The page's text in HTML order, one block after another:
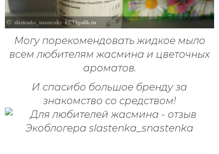
Могу порекомендовать жидкое мыло
всем любителям жасмина и цветочных
ароматов.
И спасибо большое бренду за
знакомство со средством!